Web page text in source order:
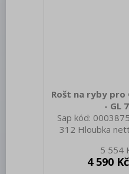
Distribuce jídel,
Barové zařízení,
REDFOX
Rošt na ryby pro
- GL
Sap kód:
312 Hloubka
3.50 Šířka
brutto [mm]:
5 554
4 590